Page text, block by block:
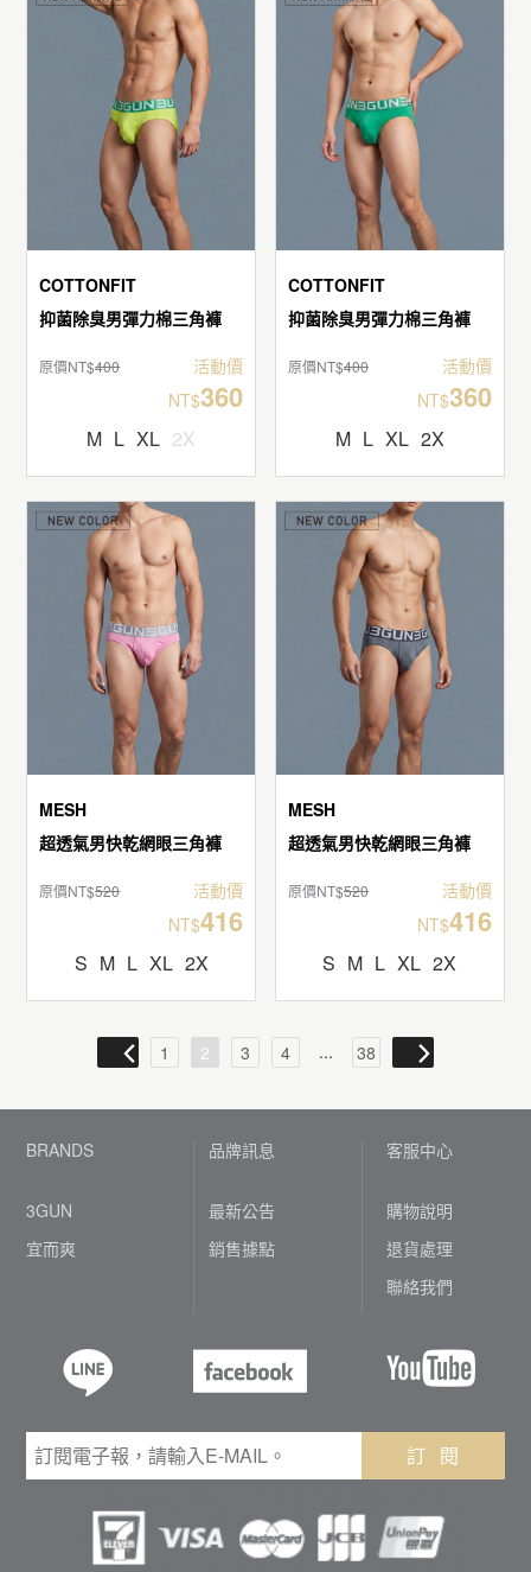
COTTONFIT
抑菌除臭男彈力棉三角褲
原價NT$400
活動價
NT$360
M L XL 2X
COTTONFIT
抑菌除臭男彈力棉三角褲
原價NT$400
活動價
NT$360
M L XL 2X
MESH
超透氣男快乾網眼三角褲
原價NT$520
活動價
NT$416
S M L XL 2X
MESH
超透氣男快乾網眼三角褲
原價NT$520
活動價
NT$416
S M L XL 2X
1 2 3 4 ... 38
BRANDS
3GUN
宜而爽
品牌訊息
最新公告
銷售據點
客服中心
購物說明
退貨處理
聯絡我們
訂 閱